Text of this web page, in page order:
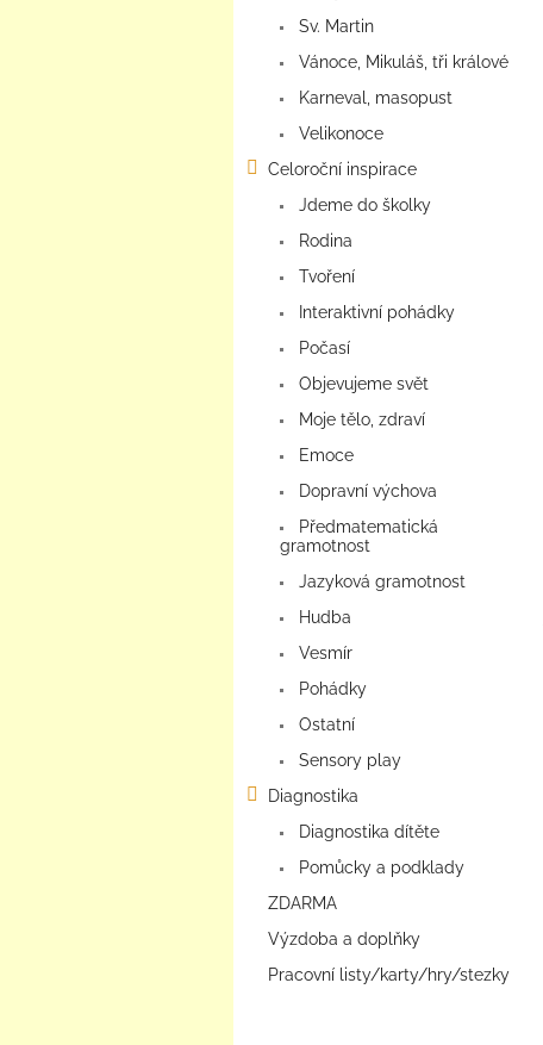
Sv. Martin
Vánoce, Mikuláš, tři králové
Karneval, masopust
Velikonoce
Celoroční inspirace
Jdeme do školky
Rodina
Tvoření
Interaktivní pohádky
Počasí
Objevujeme svět
Moje tělo, zdraví
Emoce
Dopravní výchova
Předmatematická
gramotnost
Jazyková gramotnost
Hudba
Vesmír
Pohádky
Ostatní
Sensory play
Diagnostika
Diagnostika dítěte
Pomůcky a podklady
ZDARMA
Výzdoba a doplňky
Pracovní listy/karty/hry/stezky